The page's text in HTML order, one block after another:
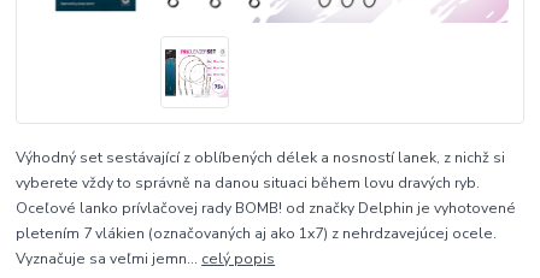
Výhodný set sestávající z oblíbených délek a nosností lanek, z nichž si
vyberete vždy to správně na danou situaci během lovu dravých ryb.
Oceľové lanko prívlačovej rady BOMB! od značky Delphin je vyhotovené
pletením 7 vlákien (označovaných aj ako 1x7) z nehrdzavejúcej ocele.
Vyznačuje sa veľmi jemn... celý popis